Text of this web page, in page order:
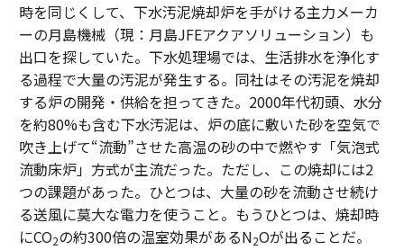
時を同じくして、下水汚泥焼却炉を手がける主力メーカ
ーの月島機械（現：月島JFEアクアソリューション）も
出口を探していた。下水処理場では、生活排水を浄化す
る過程で大量の汚泥が発生する。同社はその汚泥を焼却
する炉の開発・供給を担ってきた。2000年代初頭、水分
を約80%も含む下水汚泥は、炉の底に敷いた砂を空気で
吹き上げて“流動”させた高温の砂の中で燃やす「気泡式
流動床炉」方式が主流だった。ただし、この焼却には2
つの課題があった。ひとつは、大量の砂を流動させ続け
る送風に莫大な電力を使うこと。もうひとつは、焼却時
にCO2の約300倍の温室効果があるN2Oが出ることだ。